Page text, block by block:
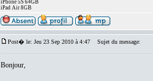
iPhone 5S 64GB
iPad Air 8GB
Post� le: Jeu 23 Sep 2010 à 4:47 Sujet du message:
Bonjour,